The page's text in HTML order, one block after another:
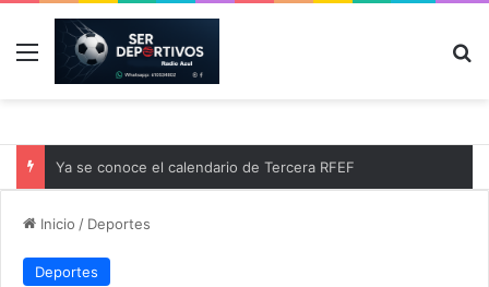
Menú
Ya se conoce el calendario de Tercera RFEF
Inicio / Deportes
Deportes